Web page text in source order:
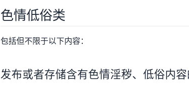
色情低俗类
包括但不限于以下内容：
发布或者存储含有色情淫秽、低俗内